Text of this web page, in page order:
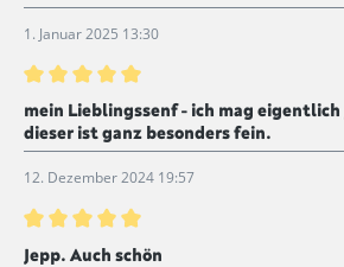
1. Januar 2025 13:30
Bewertung mit 5 von 5 Sternen
mein Lieblingssenf - ich mag
dieser ist ganz besonders fein.
12. Dezember 2024 19:57
Bewertung mit 5 von 5 Sternen
Jepp. Auch schön